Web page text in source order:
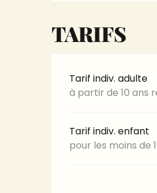
TARIFS
Tarif indiv. adulte
à partir de 10 ans
Tarif indiv. enfant
pour les moins de